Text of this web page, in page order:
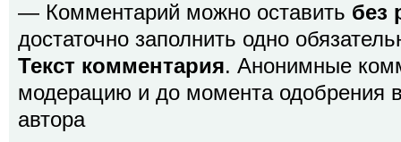
— Комментарий можно оставить без
достаточно заполнить одно
Текст комментария. Анонимные
модерацию и до момента одобрения
автора